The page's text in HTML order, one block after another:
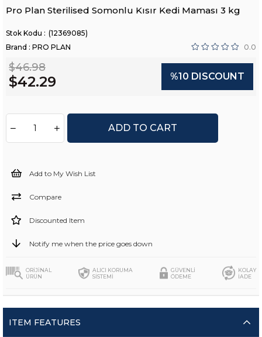
Pro Plan Sterilised Somonlu Kısır Kedi Maması 3 kg
(12369085)
Brand : PRO PLAN 0.0
$46.98
$42.29 %10 DISCOUNT
Add to My Wish List
Compare
Discounted Item
Notify me when the price goes down
ORİJİNAL
ÜRÜN
ALICI KORUMA
SİSTEMİ
GÜVENLİ
ÖDEME
KOLAY
İADE
ITEM FEATURES